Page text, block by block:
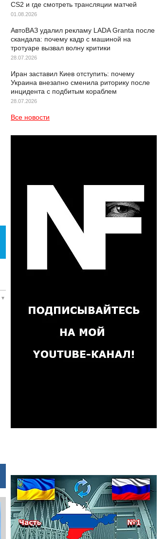
CS2 и где смотреть трансляции матчей
01.08.2026
АвтоВАЗ удалил рекламу LADA Granta после
скандала: почему кадр с машиной на
тротуаре вызвал волну критики
28.07.2026
Иран заставил Киев отступить: почему
Украина внезапно сменила риторику после
инцидента с подбитым кораблем
28.07.2026
Все новости